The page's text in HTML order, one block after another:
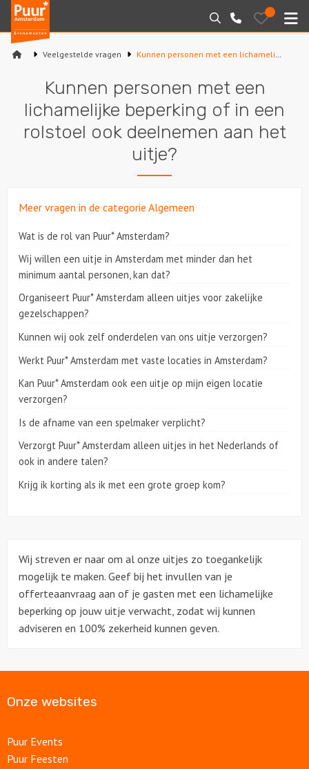
Puur*
Amsterdam
bedrijfsuitjes
Zoeken
020-
6260016
Bewaarde
uitjes
Varen
Sport en spel
Workshops
Rondleidingen
Locaties
Over ons
Veelgestelde vragen Kunnen personen met een lichamelijke beperking of in een rolstoel ook deelnemen aan het uitje?
Kunnen personen met een
lichamelijke beperking of in een
rolstoel ook deelnemen aan het
uitje?
Meer vragen in de categorie Algemeen
Wat is de rol van Puur* Amsterdam?
Wij willen een uitje in Amsterdam met minder dan het
minimum aantal personen, kan dat?
Organiseert Puur* Amsterdam alleen uitjes voor zakelijke
gezelschappen?
Kunnen wij ook zelf onderdelen van ons uitje verzorgen?
Werkt Puur* Amsterdam met vaste locaties in Amsterdam?
Kan Puur* Amsterdam ook een uitje op mijn eigen locatie
verzorgen?
Is de afname van een spelmaker verplicht?
Verzorgt Puur* Amsterdam alleen uitjes in het Nederlands of
ook in andere talen?
Krijg ik korting als ik met een grote groep kom?
Wij streven er naar om al onze uitjes zo toegankelijk
mogelijk te maken. Geef bij het invullen van je
offerteaanvraag aan of je gasten met een lichamelijke
beperking op jouw uitje verwacht, zodat wij kunnen
adviseren en 100% zekerheid kunnen geven.
Onze websites
Puur Events
Puur Feesten